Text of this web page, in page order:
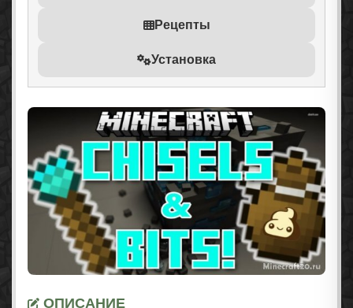
Рецепты
Установка
ОПИСАНИЕ